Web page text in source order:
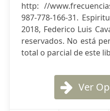
http: //
987-778-166-31.
2018, Federico Luis
reservados. No está
total o parcial de este
Ver